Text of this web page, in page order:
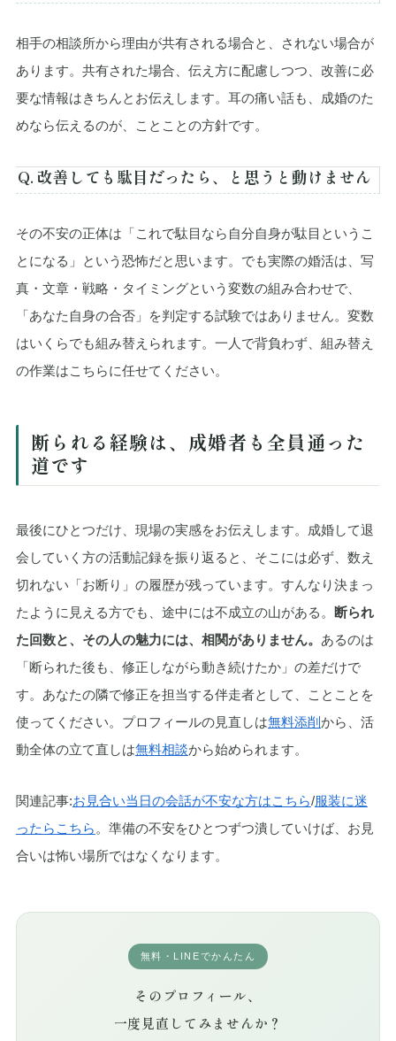
相手の相談所から理由が共有される場合と、されない場合が
あります。共有された場合、伝え方に配慮しつつ、改善に必
要な情報はきちんとお伝えします。耳の痛い話も、成婚のた
めなら伝えるのが、ことことの方針です。
Q. 改善しても駄目だったら、と思うと動けません
その不安の正体は「これで駄目なら自分自身が駄目というこ
とになる」という恐怖だと思います。でも実際の婚活は、写
真・文章・戦略・タイミングという変数の組み合わせで、
「あなた自身の合否」を判定する試験ではありません。変数
はいくらでも組み替えられます。一人で背負わず、組み替え
の作業はこちらに任せてください。
断られる経験は、成婚者も全員通った
道です
最後にひとつだけ、現場の実感をお伝えします。成婚して退
会していく方の活動記録を振り返ると、そこには必ず、数え
切れない「お断り」の履歴が残っています。すんなり決まっ
たように見える方でも、途中には不成立の山がある。
断られ
た回数と、その人の魅力には、相関がありません。 あるのは
「断られた後も、修正しながら動き続けたか」の差だけで
す。あなたの隣で修正を担当する伴走者として、ことことを
使ってください。プロフィールの見直しは無料添削から、活
動全体の立て直しは無料相談から始められます。
関連記事:お見合い当日の会話が不安な方はこちら/服装に迷
ったらこちら 。準備の不安をひとつずつ潰していけば、お見
合いは怖い場所ではなくなります。
無料・LINEでかんたん
そのプロフィール、
一度見直してみませんか？